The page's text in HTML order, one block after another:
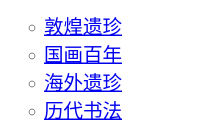
敦煌遗珍
国画百年
海外遗珍
历代书法